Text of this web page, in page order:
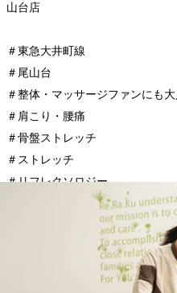
山台店
＃東急大井町線
＃尾山台
＃整体・マッサージファンにも
＃肩こり・腰痛
＃骨盤ストレッチ
＃ストレッチ
＃リフレクソロジー
WEB予約す
03-6809-7712